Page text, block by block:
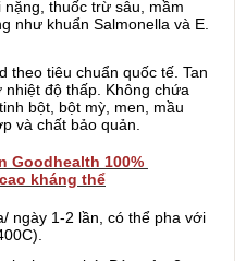
thuốc trừ sâu, mầm
như khuẩn Salmonella và E.
theo tiêu chuẩn quốc tế. Tan
độ thấp. Không chứa
bột, bột mỳ, men, mầu
và chất bảo quản.
Goodhealth 100%
kháng thể
ngày 1-2 lần, có thể pha với